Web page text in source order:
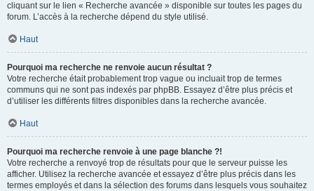
cliquant sur le lien « Recherche avancée » disponible sur toutes les pages du
forum. L’accès à la recherche dépend du style utilisé.
Haut
Pourquoi ma recherche ne renvoie aucun résultat ?
Votre recherche était probablement trop vague ou incluait trop de termes
communs qui ne sont pas indexés par phpBB. Essayez d’être plus précis et
d’utiliser les différents filtres disponibles dans la recherche avancée.
Haut
Pourquoi ma recherche renvoie à une page blanche ?!
Votre recherche a renvoyé trop de résultats pour que le serveur puisse les
afficher. Utilisez la recherche avancée et essayez d’être plus précis dans les
termes employés et dans la sélection des forums dans lesquels vous souhaitez